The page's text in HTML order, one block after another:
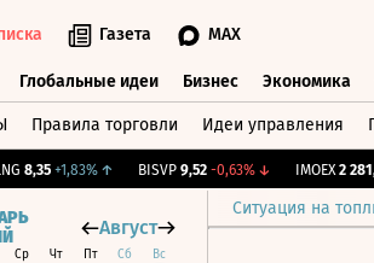
Газета MAX
Глобальные идеи Бизнес Экономика
Правила торговли Идеи управления
8,35 +1,83%↑ BISVP 9,52 -0,63%↓ IMOEX 2
Ситуация на
Август
Ср Чт Пт Сб Вс